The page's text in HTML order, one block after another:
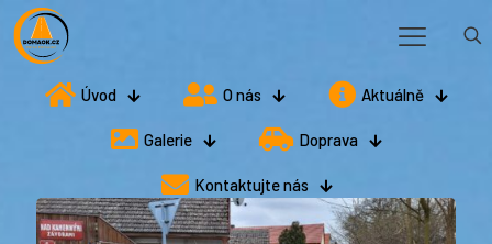
Úvod O nás Aktuálně
Galerie Doprava
Kontaktujte nás